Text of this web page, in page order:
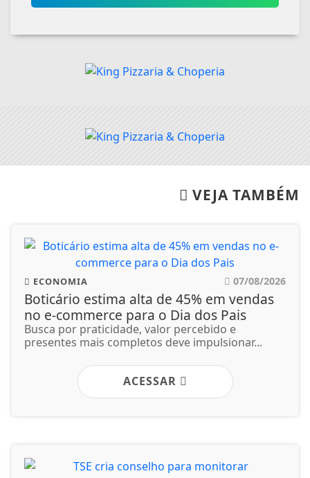
VEJA TAMBÉM
ECONOMIA 07/08/2026
Boticário estima alta de 45% em vendas
no e-commerce para o Dia dos Pais
Busca por praticidade, valor percebido e
presentes mais completos deve impulsionar...
ACESSAR